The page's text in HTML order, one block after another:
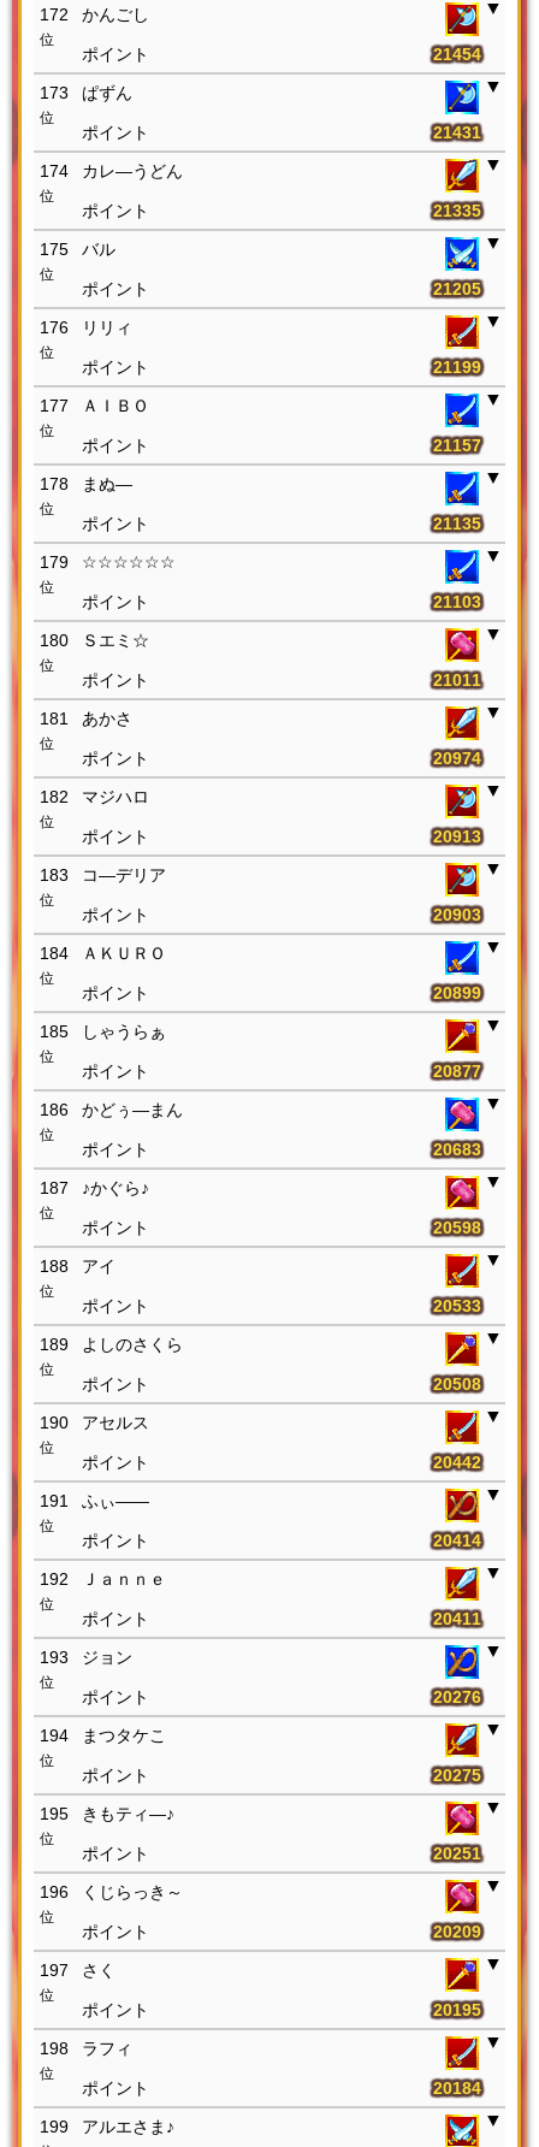
172
位
かんごし
21454
173
位
ぱずん
21431
174
位
カレ―うどん
21335
175
位
バル
21205
176
位
リリィ
21199
177
位
ＡＩＢＯ
21157
178
位
まぬ―
21135
179
位
☆☆☆☆☆☆
21103
180
位
Ｓエミ☆
21011
181
位
あかさ
20974
182
位
マジハロ
20913
183
位
コ―デリア
20903
184
位
ＡＫＵＲＯ
20899
185
位
しゃうらぁ
20877
186
位
かどぅ―まん
20683
187
位
♪かぐら♪
20598
188
位
アイ
20533
189
位
よしのさくら
20508
190
位
アセルス
20442
191
位
ふぃ――
20414
192
位
Ｊａｎｎｅ
20411
193
位
ジョン
20276
194
位
まつタケこ
20275
195
位
きもティ―♪
20251
196
位
くじらっき～
20209
197
位
さく
20195
198
位
ラフィ
20184
199
アルエさま♪